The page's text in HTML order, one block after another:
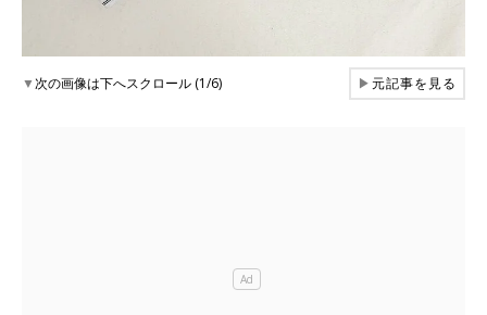
▼次の画像は下へスクロール (1/6) ▶元記事を見る